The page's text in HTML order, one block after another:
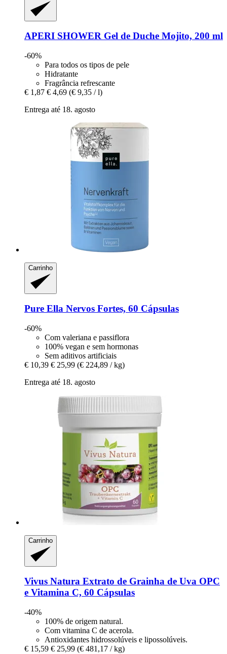
APERI SHOWER Gel de Duche Mojito, 200 ml
-60%
Para todos os tipos de pele
Hidratante
Fragrância refrescante
€ 1,87 € 4,69 (€ 9,35 / l)
Entrega até 18. agosto
Carrinho
Pure Ella Nervos Fortes, 60 Cápsulas
-60%
Com valeriana e passiflora
100% vegan e sem hormonas
Sem aditivos artificiais
€ 10,39 € 25,99 (€ 224,89 / kg)
Entrega até 18. agosto
Carrinho
Vivus Natura Extrato de Grainha de Uva OPC
e Vitamina C, 60 Cápsulas
-40%
100% de origem natural.
Com vitamina C de acerola.
Antioxidantes hidrossolúveis e lipossolúveis.
€ 15,59 € 25,99 (€ 481,17 / kg)